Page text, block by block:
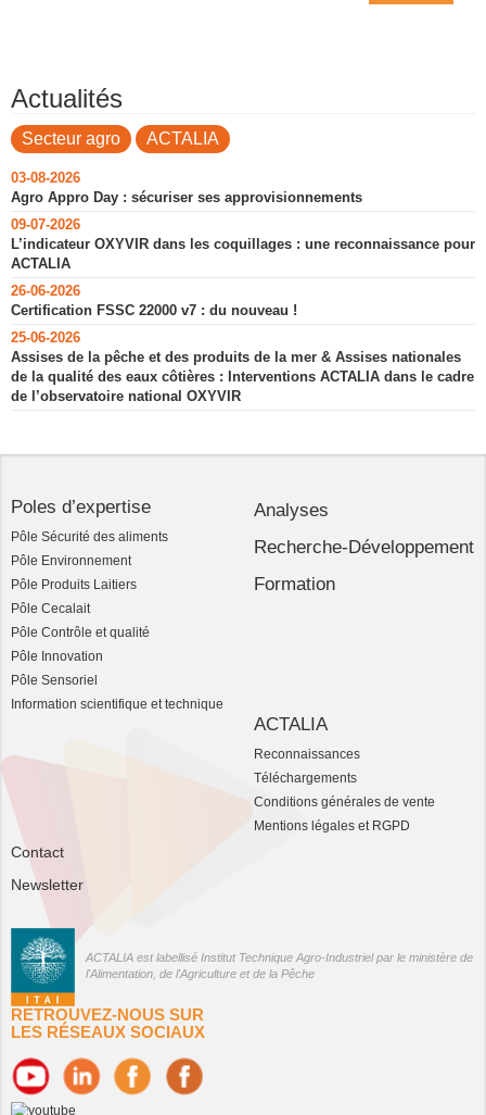
Actualités
Secteur agro ACTALIA
03-08-2026
Agro Appro Day : sécuriser ses approvisionnements
09-07-2026
L’indicateur OXYVIR dans les coquillages : une reconnaissance pour
ACTALIA
26-06-2026
Certification FSSC 22000 v7 : du nouveau !
25-06-2026
Assises de la pêche et des produits de la mer & Assises nationales
de la qualité des eaux côtières : Interventions ACTALIA dans le cadre
de l’observatoire national OXYVIR
Poles d’expertise
Pôle Sécurité des aliments
Pôle Environnement
Pôle Produits Laitiers
Pôle Cecalait
Pôle Contrôle et qualité
Pôle Innovation
Pôle Sensoriel
Information scientifique et technique
Analyses
Recherche-Développement
Formation
ACTALIA
Reconnaissances
Téléchargements
Conditions générales de vente
Mentions légales et RGPD
Contact
Newsletter
ACTALIA est labellisé Institut Technique Agro-Industriel par le ministère de
l'Alimentation, de l'Agriculture et de la Pêche
RETROUVEZ-NOUS SUR
LES RÉSEAUX SOCIAUX